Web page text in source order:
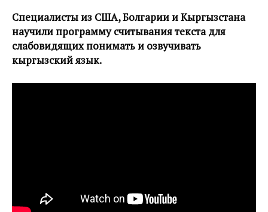
Специалисты из США, Болгарии и Кыргызстана
научили программу считывания текста для
слабовидящих понимать и озвучивать
кыргызский язык.